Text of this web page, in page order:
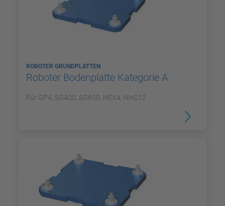
ROBOTER GRUNDPLATTEN
Roboter Bodenplatte Kategorie A
Für GP4, SG400, SG650, NEX4, NHC12